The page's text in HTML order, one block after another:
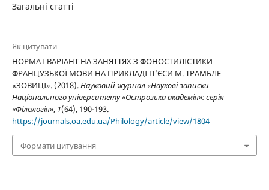
Загальні статті
Як цитувати
НОРМА І ВАРІАНТ НА ЗАНЯТТЯХ З ФОНОСТИЛІСТИКИ
ФРАНЦУЗЬКОЇ МОВИ НА ПРИКЛАДІ П’ЄСИ М. ТРАМБЛЕ
«ЗОВИЦІ». (2018).Науковий журнал «Наукові записки
Національного університету «Острозька академія»: серія
«Філологія», 1(64), 190-193.
https://journals.oa.edu.ua/Philology/article/view/1804
Формати цитування